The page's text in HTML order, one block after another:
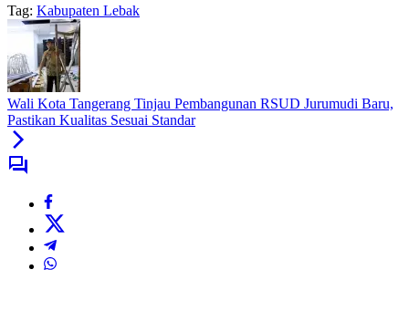
Tag: Kabupaten Lebak
Wali Kota Tangerang Tinjau Pembangunan RSUD Jurumudi Baru,
Pastikan Kualitas Sesuai Standar